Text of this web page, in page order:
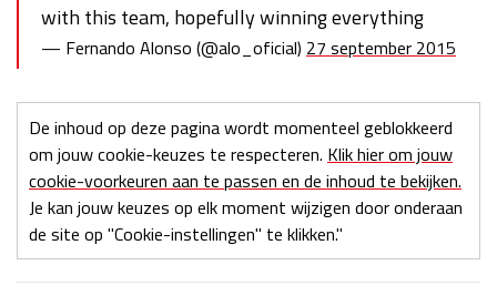
with this team, hopefully winning everything
— Fernando Alonso (@alo_oficial) 27 september 2015
De inhoud op deze pagina wordt momenteel geblokkeerd
om jouw cookie-keuzes te respecteren. Klik hier om jouw
cookie-voorkeuren aan te passen en de inhoud te bekijken.
Je kan jouw keuzes op elk moment wijzigen door onderaan
de site op "Cookie-instellingen" te klikken."